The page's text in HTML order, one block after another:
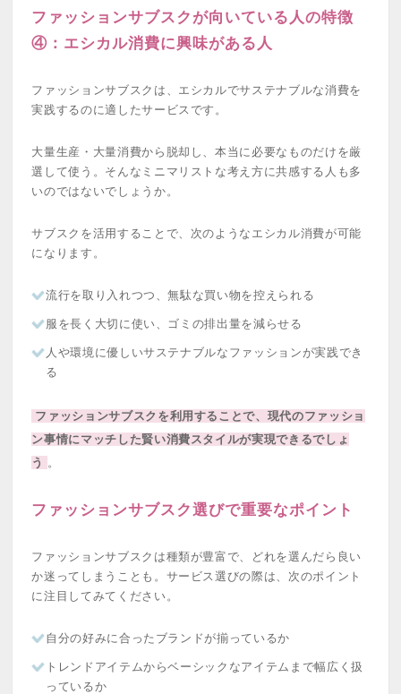
ファッションサブスクが向いている人の特徴
④：エシカル消費に興味がある人
ファッションサブスクは、エシカルでサステナブルな消費を
実践するのに適したサービスです。
大量生産・大量消費から脱却し、本当に必要なものだけを厳
選して使う。そんなミニマリストな考え方に共感する人も多
いのではないでしょうか。
サブスクを活用することで、次のようなエシカル消費が可能
になります。
流行を取り入れつつ、無駄な買い物を控えられる
服を長く大切に使い、ゴミの排出量を減らせる
人や環境に優しいサステナブルなファッションが実践でき
る
ファッションサブスクを利用することで、現代のファッショ
ン事情にマッチした賢い消費スタイルが実現できるでしょ
う 。
ファッションサブスク選びで重要なポイント
ファッションサブスクは種類が豊富で、どれを選んだら良い
か迷ってしまうことも。サービス選びの際は、次のポイント
に注目してみてください。
自分の好みに合ったブランドが揃っているか
トレンドアイテムからベーシックなアイテムまで幅広く扱
っているか